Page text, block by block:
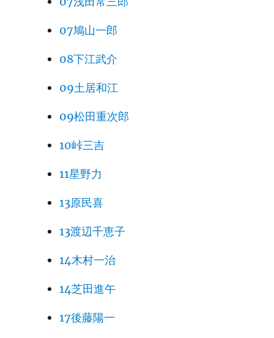
07鳩山一郎
08下江武介
09土居和江
09松田重次郎
10峠三吉
11星野力
13原民喜
13渡辺千恵子
14木村一治
14芝田進午
17後藤陽一